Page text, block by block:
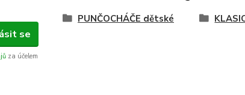
se
za účelem
PUNČOCHÁČE dětské